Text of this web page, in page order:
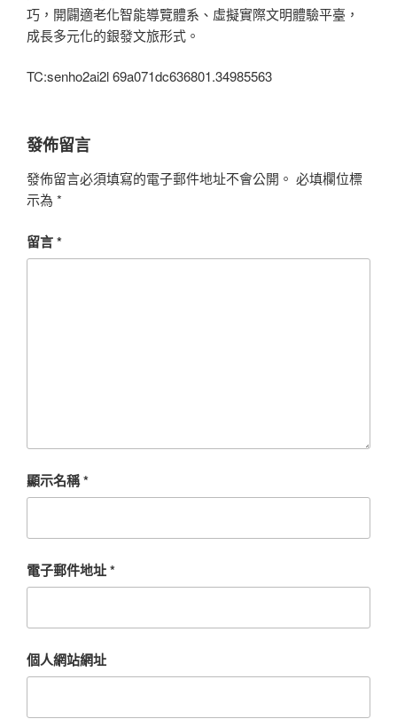
巧，開闢適老化智能導覽體系、虛擬實際文明體驗平臺，
成長多元化的銀發文旅形式。
TC:senho2ai2l 69a071dc636801.34985563
發佈留言
發佈留言必須填寫的電子郵件地址不會公開。 必填欄位標
示為 *
留言*
顯示名稱*
電子郵件地址*
個人網站網址